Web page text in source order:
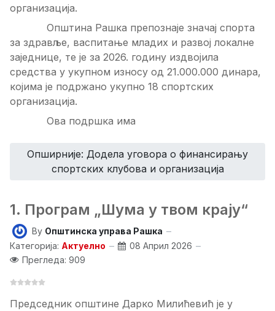
организација.
Општина Рашка препознаје значај спорта
за здравље, васпитање младих и развој локалне
заједнице, те је за 2026. годину издвојила
средства у укупном износу од 21.000.000 динара,
којима је подржано укупно 18 спортских
организација.
Ова подршка има
Опширније: Додeла уговора о финансирању
спортских клубова и организација
1. Програм „Шума у твом крају“
By Општинска управа Рашка
Категорија: Актуелно
08 Април 2026
Прегледа: 909
Председник општине Дарко Милићевић је у